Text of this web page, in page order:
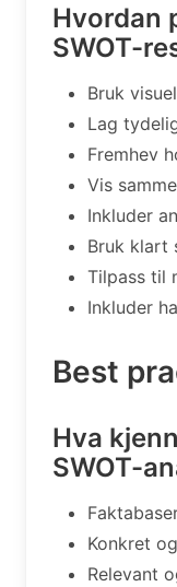
Hvordan
SWOT-
Bruk
Lag
Fremhev
Vis
Inkluder
Bruk klart
Tilpass til
Inkluder
Best
Hva
SWOT-
Konkret
Relevant